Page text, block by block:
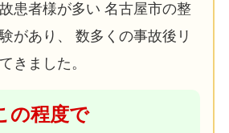
患者様が多い 名古屋市の整
があり、 数多くの事故後リ
きました。
の程度で